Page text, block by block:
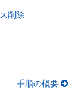
削除
手順の概要